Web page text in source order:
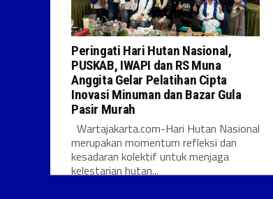
Peringati Hari Hutan Nasional,
PUSKAB, IWAPI dan RS Muna
Anggita Gelar Pelatihan Cipta
Inovasi Minuman dan Bazar Gula
Pasir Murah
Wartajakarta.com-Hari Hutan Nasional
merupakan momentum refleksi dan
kesadaran kolektif untuk menjaga
kelestarian hutan...